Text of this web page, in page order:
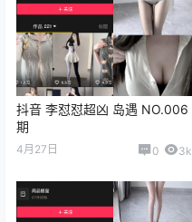
抖音 李怼怼超凶 岛遇 NO.006
期
4月27日 0 3k